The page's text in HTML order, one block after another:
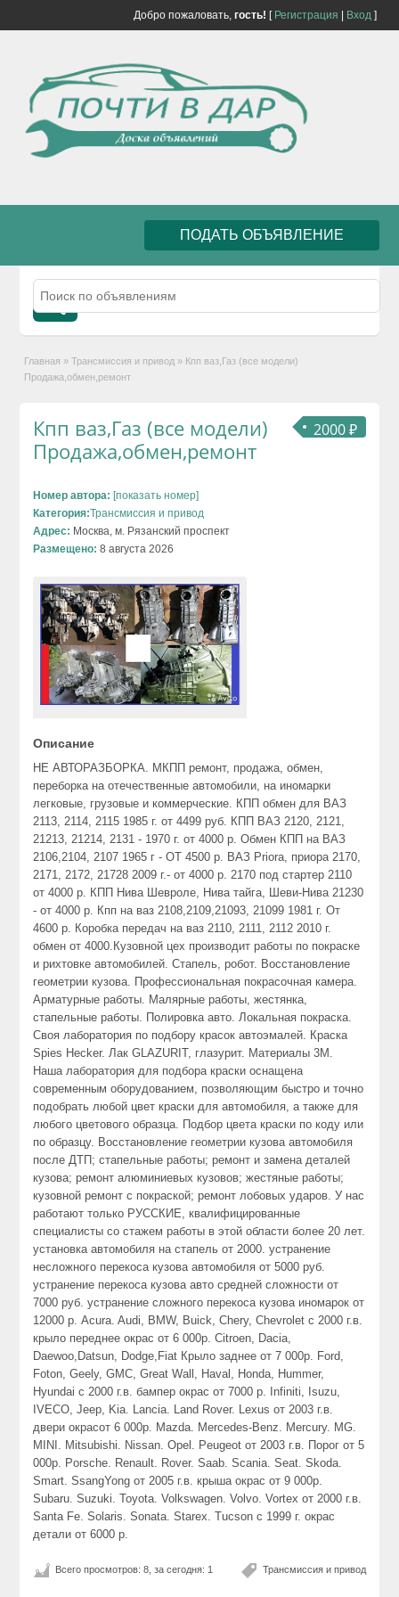
Добро пожаловать, гость! [ Регистрация Вход]
ПОДАТЬ ОБЪЯВЛЕНИЕ
Главная » Трансмиссия и привод » Кпп ваз,Газ (все модели)
Продажа,обмен,ремонт
2000 ₽
Кпп ваз,Газ (все модели)
Продажа,обмен,ремонт
Номер автора: [показать номер]
Категория:Трансмиссия и привод
Адрес: Москва, м. Рязанский проспект
Размещено: 8 августа 2026
Описание
НЕ АВТОРАЗБОРКА. МКПП ремонт, продажа, обмен,
переборка на отечественные автомобили, на иномарки
легковые, грузовые и коммерческие. КПП обмен для ВАЗ
2113, 2114, 2115 1985 г. от 4499 руб. КПП ВАЗ 2120, 2121,
21213, 21214, 2131 - 1970 г. от 4000 р. Обмен КПП на ВАЗ
2106,2104, 2107 1965 г - ОТ 4500 р. ВАЗ Priora, приора 2170,
2171, 2172, 21728 2009 г.- от 4000 р. 2170 под стартер 2110
от 4000 р. КПП Нива Шевроле, Нива тайга, Шеви-Нива 21230
- от 4000 р. Кпп на ваз 2108,2109,21093, 21099 1981 г. От
4600 р. Коробка передач на ваз 2110, 2111, 2112 2010 г.
обмен от 4000.Кузовной цех производит работы по покраске
и рихтовке автомобилей. Стапель, робот. Восстановление
геометрии кузова. Профессиональная покрасочная камера.
Арматурные работы. Малярные работы, жестянка,
стапельные работы. Полировка авто. Локальная покраска.
Своя лаборатория по подбору красок автоэмалей. Краска
Spies Hecker. Лак GLAZURIT, глазурит. Материалы 3М.
Наша лаборатория для подбора краски оснащена
современным оборудованием, позволяющим быстро и точно
подобрать любой цвет краски для автомобиля, а также для
любого цветового образца. Подбор цвета краски по коду или
по образцу. Восстановление геометрии кузова автомобиля
после ДТП; стапельные работы; ремонт и замена деталей
кузова; ремонт алюминиевых кузовов; жестяные работы;
кузовной ремонт с покраской; ремонт лобовых ударов. У нас
работают только РУССКИЕ, квалифицированные
специалисты со стажем работы в этой области более 20 лет.
установка автомобиля на стапель от 2000. устранение
несложного перекоса кузова автомобиля от 5000 руб.
устранение перекоса кузова авто средней сложности от
7000 руб. устранение сложного перекоса кузова иномарок от
12000 р. Acura. Audi, BMW, Buick, Chery, Chevrolet с 2000 г.в.
крыло переднее окрас от 6 000р. Citroen, Dacia,
Daewoo,Datsun, Dodge,Fiat Крыло заднее от 7 000р. Ford,
Foton, Geely, GMC, Great Wall, Haval, Honda, Hummer,
Hyundai с 2000 г.в. бампер окрас от 7000 р. Infiniti, Isuzu,
IVECO, Jeep, Kia. Lancia. Land Rover. Lexus от 2003 г.в.
двери окрасот 6 000р. Mazda. Mercedes-Benz. Mercury. MG.
MINI. Mitsubishi. Nissan. Opel. Peugeot от 2003 г.в. Порог от 5
000р. Porsche. Renault. Rover. Saab. Scania. Seat. Skoda.
Smart. SsangYong от 2005 г.в. крыша окрас от 9 000р.
Subaru. Suzuki. Toyota. Volkswagen. Volvo. Vortex от 2000 г.в.
Santa Fe. Solaris. Sonata. Starex. Tucson с 1999 г. окрас
детали от 6000 р.
Трансмиссия и привод
Всего просмотров: 8, за сегодня: 1